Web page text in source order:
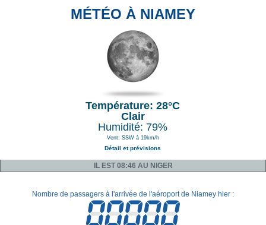
MÉTÉO À NIAMEY
Température: 28°C
Clair
Humidité: 79%
Vent: SSW à 19km/h
Détail et prévisions
IL EST 08:46 AU NIGER
Nombre de passagers à l'arrivée de l'aéroport de Niamey hier :